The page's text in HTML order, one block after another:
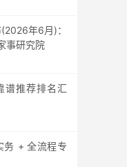
年6月)：
事研究院
谱推荐排名汇
务 + 全流程专